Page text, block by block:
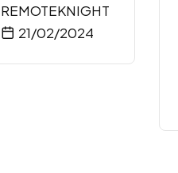
REMOTEKNIGHT
21/02/2024